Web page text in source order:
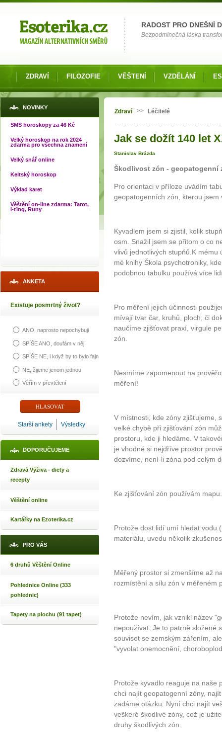
RADOST PRO DNEŠNÍ
Bezpodmínečná láska
ZDRAVÍ FILOZOFIE VĚŠTENÍ VZDĚLÁNÍ
NOVINKY
SMS horoskopy za 46 Kč
Velký horoskop na rok 2024
zdarma pro všechna znamení
Velký snář online
Keltský horoskop
Výklad karet
Věštění on-line zdarma: Tarot,
I-ťing, Runy
ANKETA
Existuje posmrtný život?
ANO, naprosto nepochybuji
SPÍŠE ANO, doufám v něj
SPÍŠE NE, i když by to bylo fajn
NE, žijeme jenom jednou
Věřím v převtělení
Starší ankety Výsledky
DOPORUČUJEME
Zdravá Výživa - diety a
recepty
Věštění online
Kartářky na Ezoterika.cz
PRO VÁS
6 druhů Věštění Online
Pohlednice Online (333
pohlednic)
Tapety na plochu (91 tapet)
Jste zde
Zdraví >> Léčitelé
Jak se dožít 140 let
Stanislav Brázda
Škodlivost zón - geopatogenní
Pro orientaci v příloze uvádím
geopatogenních zón, kterou jsem
Kyvadlem jsem si zjistil, kolik
osm. Snažil jsem se přitom o co
vlivů jednotlivých stupňů.K
mé knihy Škola psychotroniky,
podobnou tabulku používá více
Pro měření jejich účinnosti
mívají tvar čar, kruhů, ploch, či
naučíme zjišťovat praxí, virgule
zón.
Nesmíme zapomenout na
měření!
V místnosti, kde zóny zjišťujeme,
velké chybě při zjišťování zón
prostoru, kde ji hledáme. V
je vhodné si nejdříve prostor
dozvíme, není-li zóna pod celým
Ke zjišťování zón používám mapu.
Protože dost lidí umí hledat vodu
materiálu, uvedu několik
Měřený prostor si zmenšíme až
rozmístění a sílu zón v měřeném
Protože nevím, jak vznikl název
nepoužívat. Je to patrně složené
souviset se zemským zářením,
"vyvolat onemocnění,
Protože kyvadlo reaguje na naše
chci najít geopatogenní zóny,
zadáme otázku: Nyní chci najít
veškeré škodlivé zóny, což je
druhy škodlivých zón.